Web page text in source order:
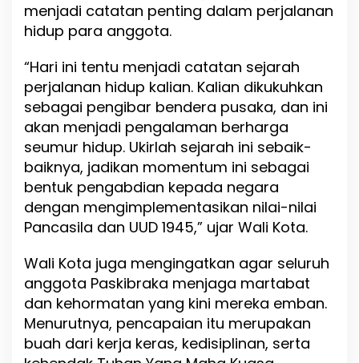
a
H
T
k
e
8
0
R
menjadi catatan penting dalam perjalanan
hidup para anggota.
“Hari ini tentu menjadi catatan sejarah
perjalanan hidup kalian. Kalian dikukuhkan
sebagai pengibar bendera pusaka, dan ini
akan menjadi pengalaman berharga
seumur hidup. Ukirlah sejarah ini sebaik-
baiknya, jadikan momentum ini sebagai
bentuk pengabdian kepada negara
dengan mengimplementasikan nilai-nilai
Pancasila dan UUD 1945,” ujar Wali Kota.
Wali Kota juga mengingatkan agar seluruh
anggota Paskibraka menjaga martabat
dan kehormatan yang kini mereka emban.
Menurutnya, pencapaian itu merupakan
buah dari kerja keras, kedisiplinan, serta